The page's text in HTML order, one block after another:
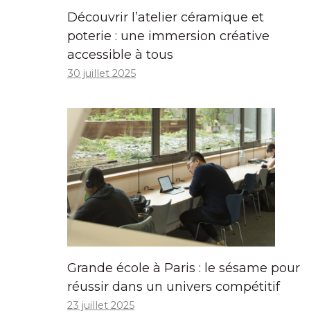
Découvrir l’atelier céramique et
poterie : une immersion créative
accessible à tous
30 juillet 2025
Grande école à Paris : le sésame pour
réussir dans un univers compétitif
23 juillet 2025